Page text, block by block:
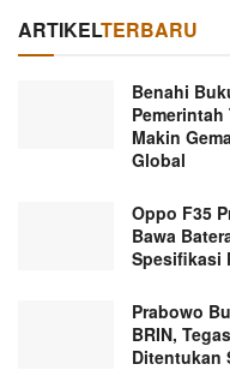
ARTIKELTERBARU
Benahi
Makin
Global
Oppo F35
Bawa
Spesifikasi
Prabowo
BRIN,
Ditentukan